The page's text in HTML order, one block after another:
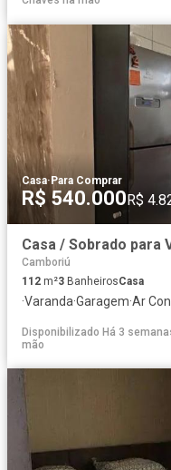
Casa·Para Comprar
R$ 540.000R$
Camboriú
112 m²3 BanheirosCasa
·Varanda·Garagem·Ar
Disponibilizado Há 3
mão